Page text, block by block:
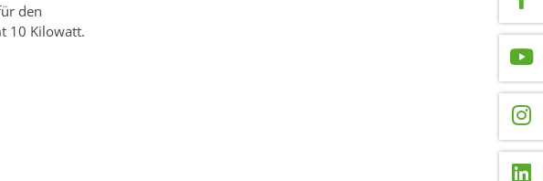
den
10 Kilowatt.